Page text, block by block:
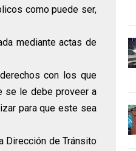
como puede ser,
mediante actas de
con los que
se le debe proveer a
para que este sea
Dirección de Tránsito